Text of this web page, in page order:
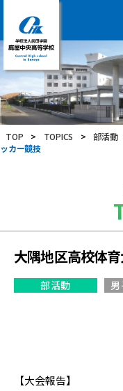
学
校
法
人
前
田
学
高
等
学
校
TOP > TOPICS > 部活動
ッカー競技
大隅地区高校体
部活動
【大会報告】